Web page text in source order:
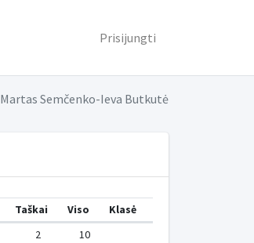
Prisijungti
Martas Semčenko-Ieva Butkutė
Taškai Viso
Klasė
2 10